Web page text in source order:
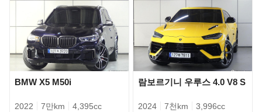
BMW X5 M50i
2022 7만km 4,395cc
람보르기니 우루스 4.0 V8 S
2024 7천km 3,996cc